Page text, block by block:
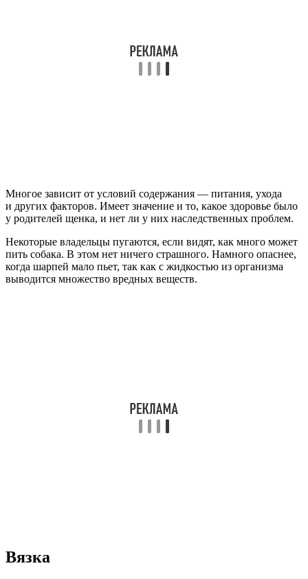
Многое зависит от условий содержания — питания, ухода
и других факторов. Имеет значение и то, какое здоровье было
у родителей щенка, и нет ли у них наследственных проблем.
Некоторые владельцы пугаются, если видят, как много может
пить собака. В этом нет ничего страшного. Намного опаснее,
когда шарпей мало пьет, так как с жидкостью из организма
выводится множество вредных веществ.
Вязка